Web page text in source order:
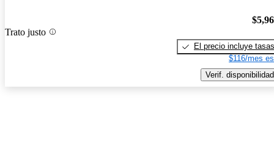
Trato justo
El precio incluye tasas
$116/mes
Verif. disponibilidad